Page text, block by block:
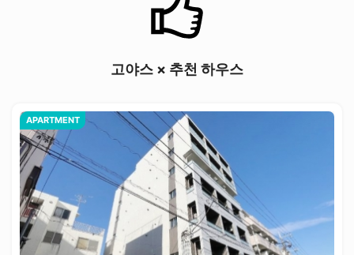
고야스 × 추천 하우스
APARTMENT